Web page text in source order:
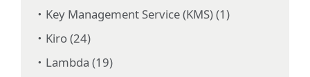
Key Management Service (KMS) (1)
Kiro (24)
Lambda (19)